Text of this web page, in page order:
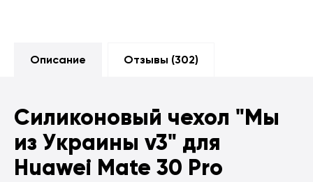
Описание Отзывы (302)
Силиконовый чехол "Мы
из Украины v3" для
Huawei Mate 30 Pro